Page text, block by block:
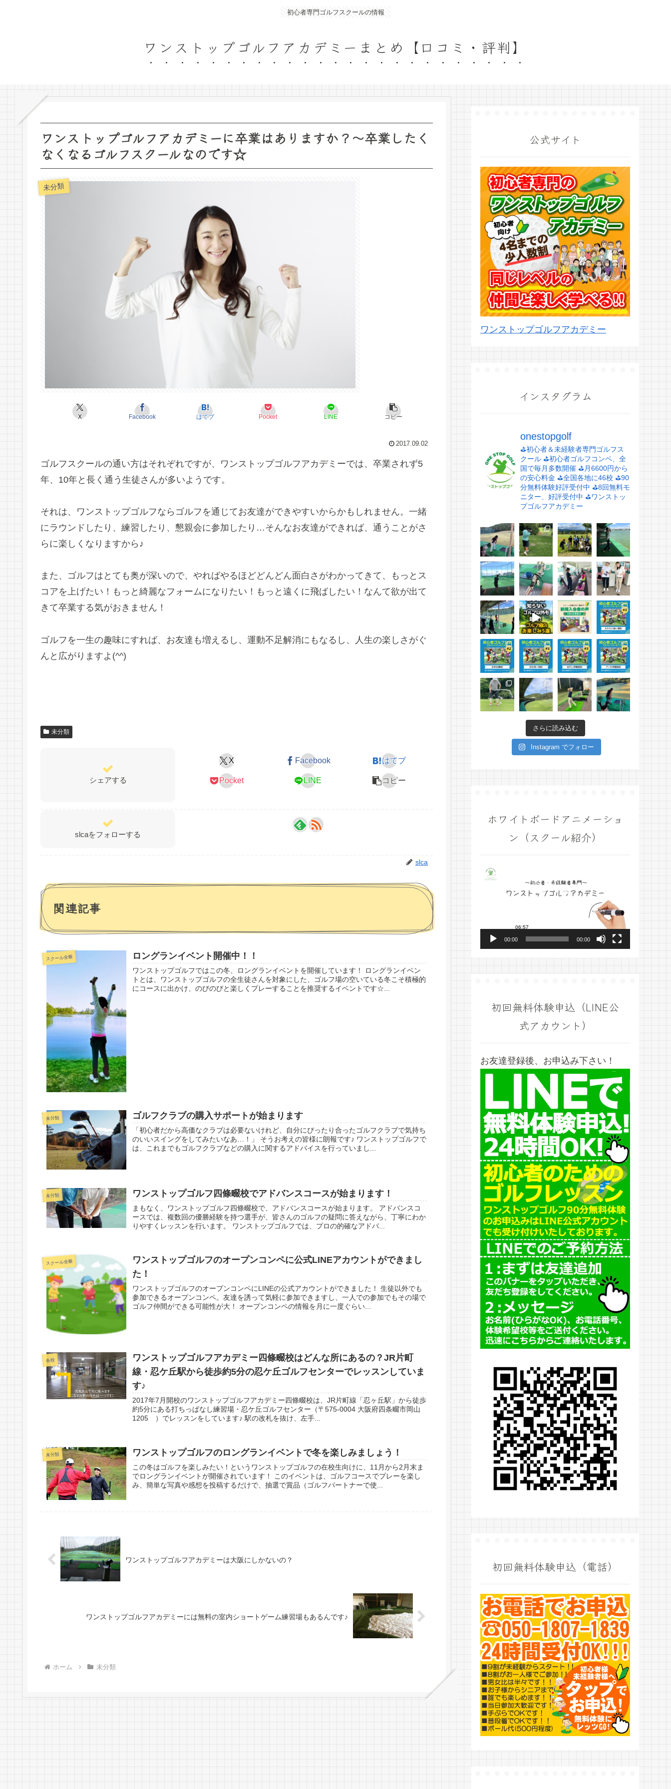
初心者専門ゴルフスクールの情報
ワンストップゴルフアカデミーまとめ【口コミ・評判】
ワンストップゴルフアカデミーに卒業はありますか？～卒業したく
なくなるゴルフスクールなのです☆
未分類
X Facebook はてブ Pocket LINE コピー
2017.09.02
ゴルフスクールの通い方はそれぞれですが、ワンストップゴルフアカデミーでは、卒業されず5
年、10年と長く通う生徒さんが多いようです。
それは、ワンストップゴルフならゴルフを通じてお友達ができやすいからかもしれません。一緒
にラウンドしたり、練習したり、懇親会に参加したり…そんなお友達ができれば、通うことがさ
らに楽しくなりますから♪
また、ゴルフはとても奥が深いので、やればやるほどどんどん面白さがわかってきて、もっとス
コアを上げたい！もっと綺麗なフォームになりたい！もっと遠くに飛ばしたい！なんて欲が出て
きて卒業する気がおきません！
ゴルフを一生の趣味にすれば、お友達も増えるし、運動不足解消にもなるし、人生の楽しさがぐ
んと広がりますよ(^^)
未分類
シェアする
X Facebook はてブ
Pocket LINE コピー
slcaをフォローする
slca
関連記事
スクール全般 ロングランイベント開催中！！
ワンストップゴルフではこの冬、ロングランイベントを開催しています！ ロングランイベン
トとは、ワンストップゴルフの全生徒さんを対象にした、ゴルフ場の空いている冬こそ積極的
にコースに出かけ、のびのびと楽しくプレーすることを推奨するイベントです☆...
未分類 ゴルフクラブの購入サポートが始まります
「初心者だから高価なクラブは必要ないけれど、自分にぴったり合ったゴルフクラブで気持ち
のいいスイングをしてみたいなあ…！」 そうお考えの皆様に朗報です♪ ワンストップゴルフで
は、これまでもゴルフクラブなどの購入に関するアドバイスを行っていまし...
未分類 ワンストップゴルフ四條畷校でアドバンスコースが始まります！
まもなく、ワンストップゴルフ四條畷校で、アドバンスコースが始まります。 アドバンスコ
ースでは、複数回の優勝経験を持つ選手が、皆さんのゴルフの疑問に答えながら、丁寧にわか
りやすくレッスンを行います。 ワンストップゴルフでは、プロの的確なアドバ...
スクール全般
ワンストップゴルフのオープンコンペに公式LINEアカウントができまし
た！
ワンストップゴルフのオープンコンペにLINEの公式アカウントができました！ 生徒以外でも
参加できるオープンコンペ。友達を誘って気軽に参加できますし、一人での参加でもその場で
ゴルフ仲間ができる可能性が大！ オープンコンペの情報を月に一度ぐらい...
各校
ワンストップゴルフアカデミー四條畷校はどんな所にあるの？JR片町
線・忍ケ丘駅から徒歩約5分の忍ケ丘ゴルフセンターでレッスンしていま
す♪
2017年7月開校のワンストップゴルフアカデミー四條畷校は、JR片町線「忍ヶ丘駅」から徒歩
約5分にある打ちっぱなし練習場・忍ケ丘ゴルフセンター（〒575-0004 大阪府四条畷市岡山
1205 ）でレッスンをしています♪ 駅の改札を抜け、左手...
未分類 ワンストップゴルフのロングランイベントで冬を楽しみましょう！
この冬はゴルフを楽しみたい！というワンストップゴルフの在校生向けに、11月から2月末ま
でロングランイベントが開催されています！ このイベントは、ゴルフコースでプレーを楽し
み、簡単な写真や感想を投稿するだけで、抽選で賞品（ゴルフパートナーで使...
ワンストップゴルフアカデミーは大阪にしかないの？
ワンストップゴルフアカデミーには無料の室内ショートゲーム練習場もあるんです♪
ホーム 未分類
公式サイト
ワンストップゴルフアカデミー
インスタグラム
onestopgolf
⛳️初心者＆未経験者専門ゴルフス
クール ⛳️初心者ゴルフコンペ、全
国で毎月多数開催 ⛳️月6600円から
の安心料金 ⛳️全国各地に46校 ⛳️90
分無料体験好評受付中 ⛳️8回無料モ
ニター、好評受付中 ⛳️ワンストッ
プゴルフアカデミー
さらに読み込む
Instagram でフォロー
ホワイトボードアニメーショ
ン（スクール紹介）
動
ヤ
00:00 00:00
初回無料体験申込（LINE公
式アカウント）
お友達登録後、お申込み下さい！
初回無料体験申込（電話）